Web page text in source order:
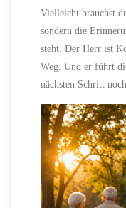
Vielleicht brauchst
sondern die
steht. Der Herr ist
Weg. Und er führt
nächsten Schritt